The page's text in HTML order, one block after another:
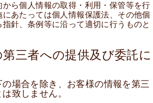
ら個人情報の取得・利用・保管等を行
あたっては個人情報保護法、その他個
指針、条例等に沿って適切に行うものと
三者への提供及び委託に
場合を除き、お客様の情報を第三
致しません。